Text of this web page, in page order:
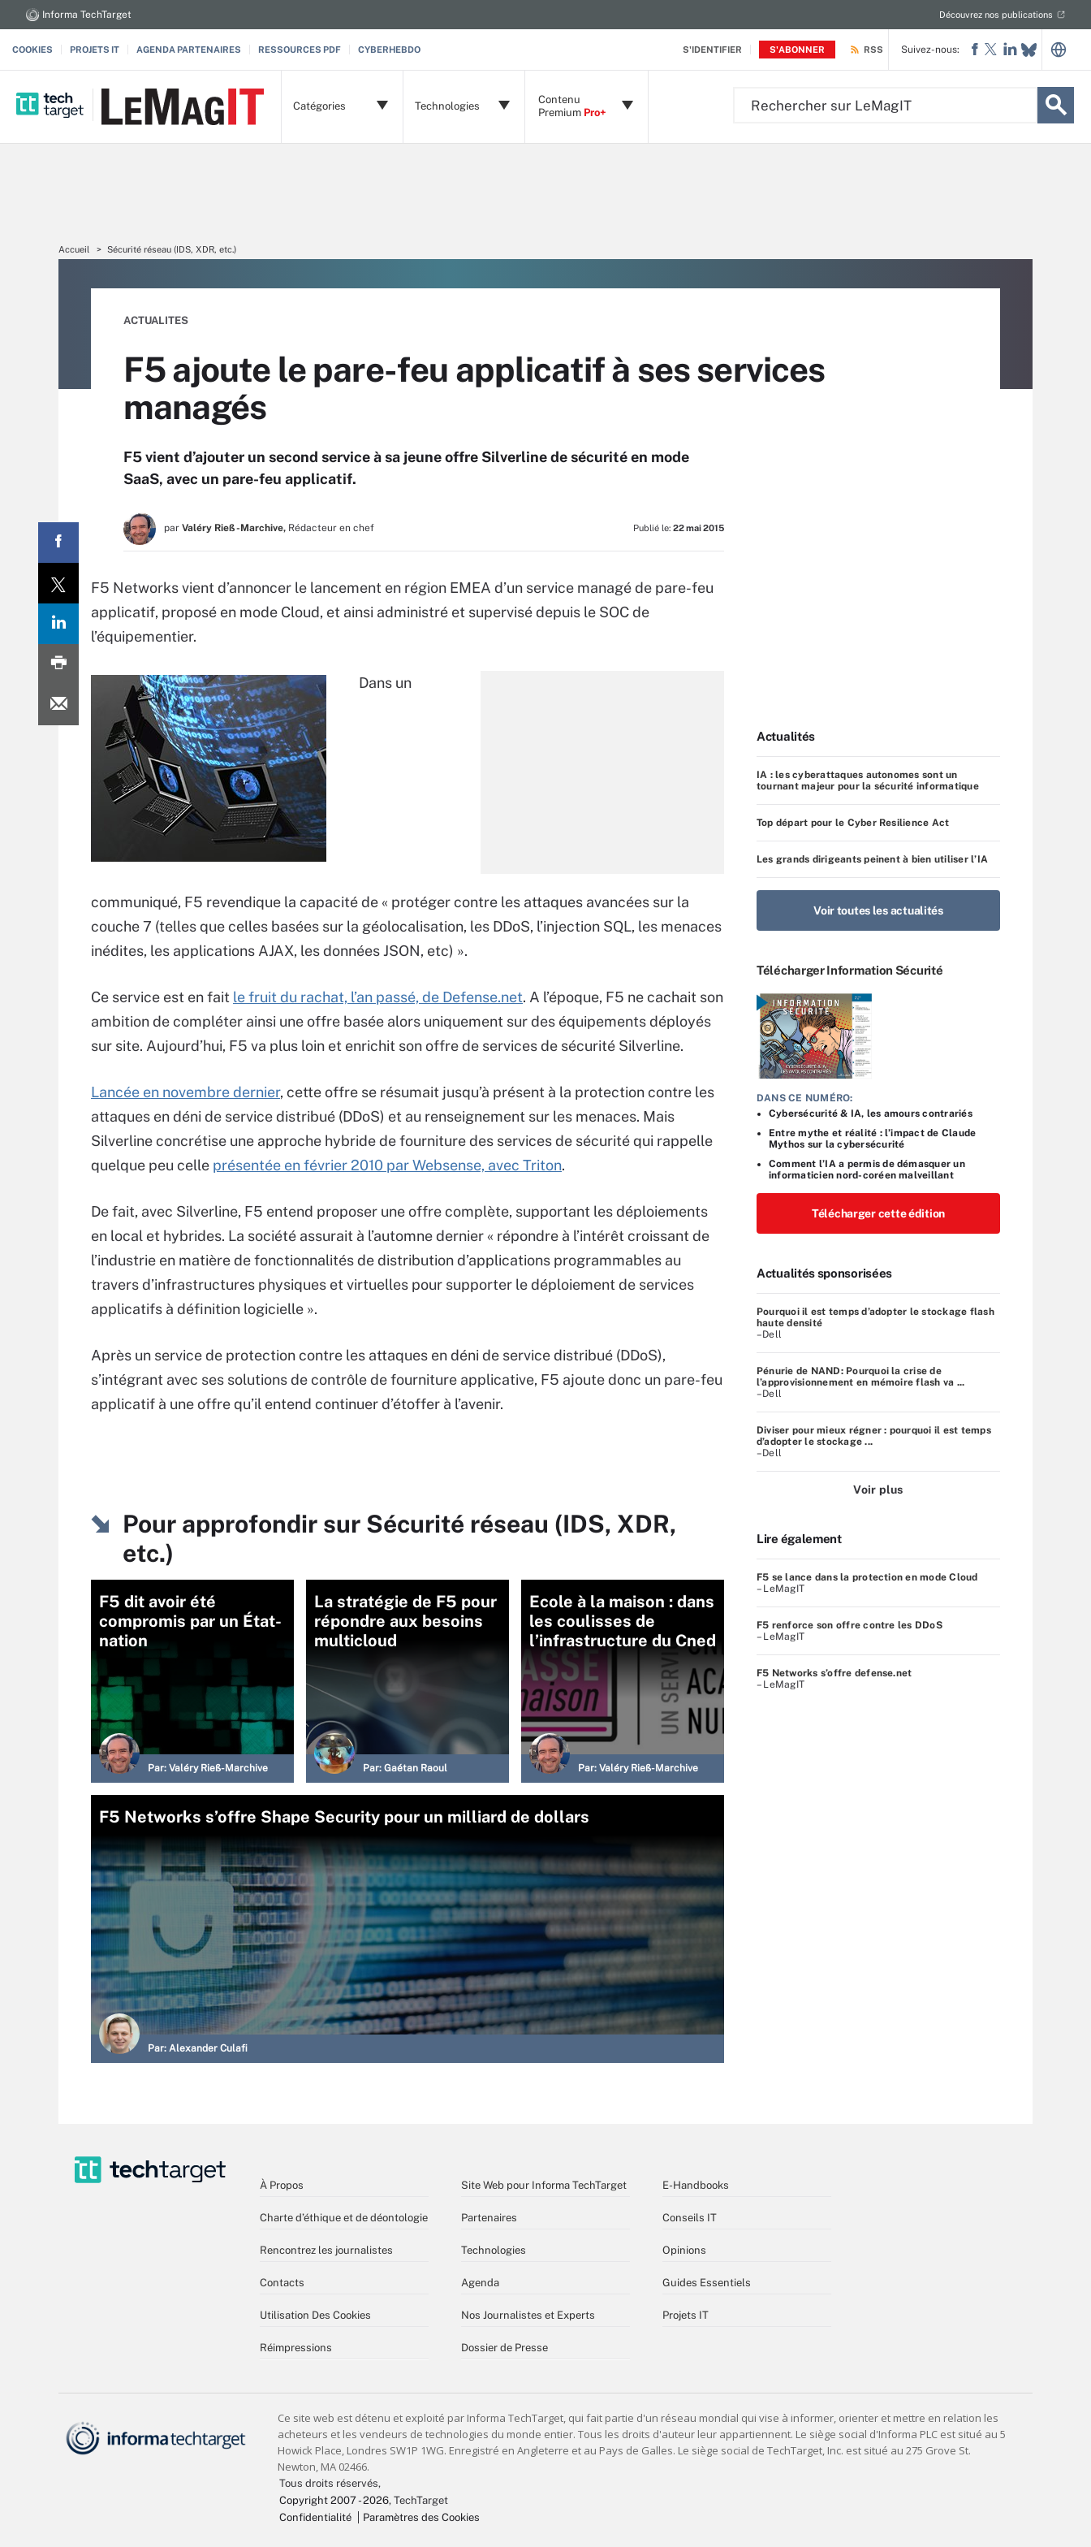
S'IDENTIFIER S'ABONNER
Informa TechTarget Découvrez nos publications
COOKIES PROJETS IT AGENDA PARTENAIRES RESSOURCES PDF CYBERHEBDO RSS
Catégories Technologies
Contenu
Premium Pro+
Suivez-nous:
Accueil Sécurité réseau (IDS, XDR, etc.)
ACTUALITES
F5 ajoute le pare-feu applicatif à ses services
managés
F5 vient d’ajouter un second service à sa jeune offre Silverline de sécurité en mode
SaaS, avec un pare-feu applicatif.
par Valéry Rieß-Marchive, Rédacteur en chef Publié le: 22 mai 2015
F5 Networks vient d’annoncer le lancement en région EMEA d’un service managé de pare-feu
applicatif, proposé en mode Cloud, et ainsi administré et supervisé depuis le SOC de
l’équipementier.
Dans un
communiqué, F5 revendique la capacité de « protéger contre les attaques avancées sur la
couche 7 (telles que celles basées sur la géolocalisation, les DDoS, l’injection SQL, les menaces
inédites, les applications AJAX, les données JSON, etc) ».
Ce service est en fait le fruit du rachat, l’an passé, de Defense.net. A l’époque, F5 ne cachait son
ambition de compléter ainsi une offre basée alors uniquement sur des équipements déployés
sur site. Aujourd’hui, F5 va plus loin et enrichit son offre de services de sécurité Silverline.
Lancée en novembre dernier, cette offre se résumait jusqu’à présent à la protection contre les
attaques en déni de service distribué (DDoS) et au renseignement sur les menaces. Mais
Silverline concrétise une approche hybride de fourniture des services de sécurité qui rappelle
quelque peu celle présentée en février 2010 par Websense, avec Triton.
De fait, avec Silverline, F5 entend proposer une offre complète, supportant les déploiements
en local et hybrides. La société assurait à l’automne dernier « répondre à l’intérêt croissant de
l’industrie en matière de fonctionnalités de distribution d’applications programmables au
travers d’infrastructures physiques et virtuelles pour supporter le déploiement de services
applicatifs à définition logicielle ».
Après un service de protection contre les attaques en déni de service distribué (DDoS),
s’intégrant avec ses solutions de contrôle de fourniture applicative, F5 ajoute donc un pare-feu
applicatif à une offre qu’il entend continuer d’étoffer à l’avenir.
Pour approfondir sur Sécurité réseau (IDS, XDR,
etc.)
F5 dit avoir été
compromis par un État-
nation
Par: Valéry Rieß-Marchive
La stratégie de F5 pour
répondre aux besoins
multicloud
Par: Gaétan Raoul
Ecole à la maison : dans
les coulisses de
l’infrastructure du Cned
Par: Valéry Rieß-Marchive
F5 Networks s’offre Shape Security pour un milliard de dollars
Par: Alexander Culafi
Actualités
IA : les cyberattaques autonomes sont un
tournant majeur pour la sécurité informatique
Top départ pour le Cyber Resilience Act
Les grands dirigeants peinent à bien utiliser l’IA
Voir toutes les actualités
Télécharger Information Sécurité
DANS CE NUMÉRO:
Cybersécurité & IA, les amours contrariés
Entre mythe et réalité : l’impact de Claude
Mythos sur la cybersécurité
Comment l’IA a permis de démasquer un
informaticien nord-coréen malveillant
Télécharger cette édition
Actualités sponsorisées
Pourquoi il est temps d’adopter le stockage flash
haute densité
–Dell
Pénurie de NAND: Pourquoi la crise de
l’approvisionnement en mémoire flash va ...
–Dell
Diviser pour mieux régner : pourquoi il est temps
d’adopter le stockage ...
–Dell
Voir plus
Lire également
F5 se lance dans la protection en mode Cloud
– LeMagIT
F5 renforce son offre contre les DDoS
– LeMagIT
F5 Networks s’offre defense.net
– LeMagIT
À Propos
Charte d’éthique et de déontologie
Rencontrez les journalistes
Contacts
Utilisation Des Cookies
Réimpressions
Site Web pour Informa TechTarget
Partenaires
Technologies
Agenda
Nos Journalistes et Experts
Dossier de Presse
E-Handbooks
Conseils IT
Opinions
Guides Essentiels
Projets IT
Tous droits réservés,
Copyright 2007 - 2026, TechTarget
Confidentialité
Paramètres des Cookies